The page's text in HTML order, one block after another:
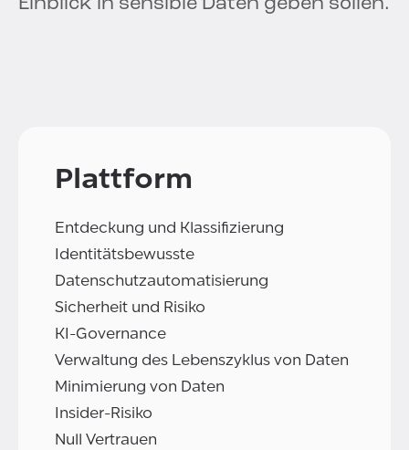
Einblick in sensible Daten geben sollen.
Plattform
Entdeckung und Klassifizierung
Identitätsbewusste
Datenschutzautomatisierung
Sicherheit und Risiko
KI-Governance
Verwaltung des Lebenszyklus von Daten
Minimierung von Daten
Insider-Risiko
Null Vertrauen